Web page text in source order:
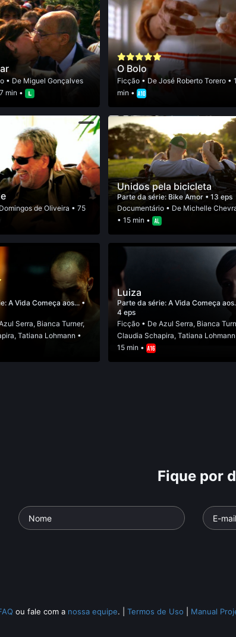
• De Miguel Gonçalves
min •
O Bolo
Ficção• De José Roberto Torero•
min •
Domingos de Oliveira • 75
Unidos pela bicicleta
Parte da série: Bike Amor • 13 eps
Documentário• De Michelle
• 15 min •
A Vida Começa aos... •
Serra, Bianca Turner,
, Tatiana Lohmann •
Luiza
Parte da série: A Vida Começa
4 eps
Ficção• De Azul Serra, Bianca
Claudia Schapira, Tatiana Lohmann
15 min •
Fique por
ou fale com a nossa equipe. |Termos de Uso Manual